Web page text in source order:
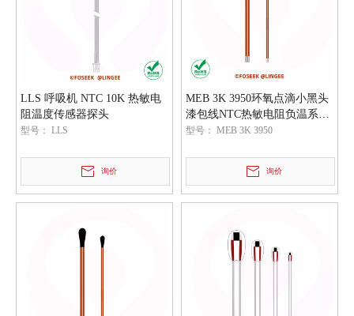
LLS 呼吸机 NTC 10K 热敏电
阻温度传感器探头
型号： LLS
询价
MEB 3K 3950环氧点滴小黑头
漆包线NTC热敏电阻负温系数
温度传感器
型号： MEB 3K 3950
询价